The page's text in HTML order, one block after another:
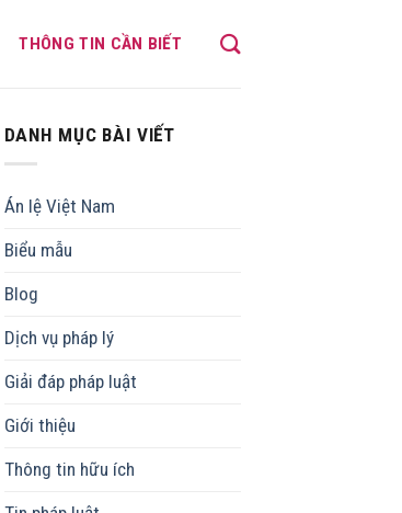
THÔNG TIN CẦN BIẾT
DANH MỤC BÀI VIẾT
Án lệ Việt Nam
Biểu mẫu
Blog
Dịch vụ pháp lý
Giải đáp pháp luật
Giới thiệu
Thông tin hữu ích